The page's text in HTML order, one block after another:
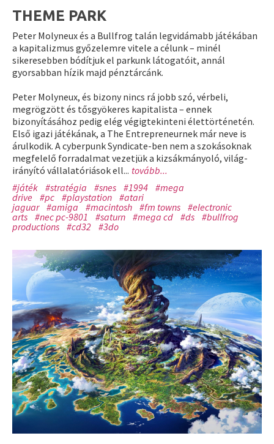
THEME PARK
Peter Molyneux és a Bullfrog talán legvidámabb játékában
a kapitalizmus győzelemre vitele a célunk – minél
sikeresebben bódítjuk el parkunk látogatóit, annál
gyorsabban hízik majd pénztárcánk.
Peter Molyneux, és bizony nincs rá jobb szó, vérbeli,
megrögzött és tősgyökeres kapitalista – ennek
bizonyításához pedig elég végigtekinteni élettörténetén.
Első igazi játékának, a The Entrepreneurnek már neve is
árulkodik. A cyberpunk Syndicate-ben nem a szokásoknak
megfelelő forradalmat vezetjük a kizsákmányoló, világ-
irányító vállalatóriások ell... tovább...
#játék #stratégia #snes #1994 #mega
drive
#pc #playstation #atari
jaguar #amiga #macintosh #fm towns #electronic
arts #nec pc-9801 #saturn #mega cd #ds #bullfrog
productions #cd32 #3do